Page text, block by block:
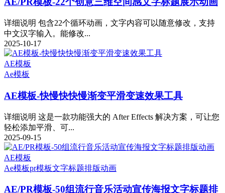
详细说明 包含22个循环动画，文字内容可以随意修改，支持
中文汉字输入。能修改...
2025-10-17
AE模板
Ae模板
AE模板-快慢快快慢渐变平滑变速效果工具
详细说明 这是一款功能强大的 After Effects 解决方案，可让您
轻松添加平滑、可...
2025-09-15
AE模板
Ae模板pr模板文字标题排版动画
AE/PR模板-50组流行音乐活动宣传海报文字标题排